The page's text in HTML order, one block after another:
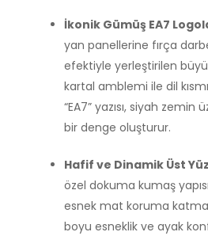
İkonik Gümüş EA7
yan panellerine fırça
efektiyle yerleştirilen
kartal amblemi ile dil
“EA7” yazısı, siyah
bir denge oluşturur.
Hafif ve Dinamik Üst
özel dokuma kumaş
esnek mat koruma
boyu esneklik ve ayak